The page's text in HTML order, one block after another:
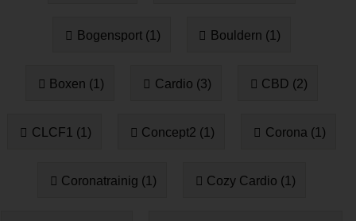
Bogensport (1) Bouldern (1)
Boxen (1) Cardio (3) CBD (2)
CLCF1 (1) Concept2 (1) Corona (1)
Coronatrainig (1) Cozy Cardio (1)